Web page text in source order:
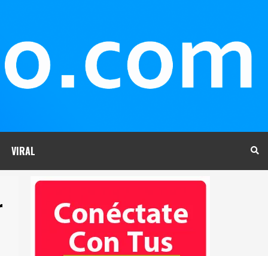
VIRAL